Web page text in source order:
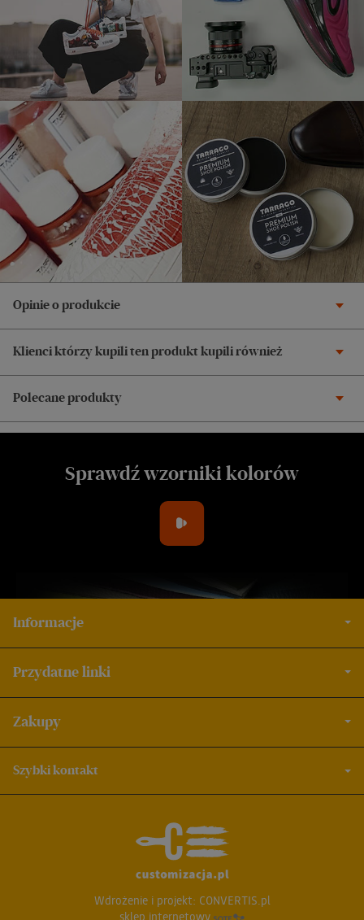
Opinie o produkcie
Klienci którzy kupili ten produkt kupili również
Polecane produkty
Sprawdź wzorniki kolorów
Informacje
Przydatne linki
Zakupy
Szybki kontakt
Wdrożenie i projekt: CONVERTIS.pl
sklep internetowy